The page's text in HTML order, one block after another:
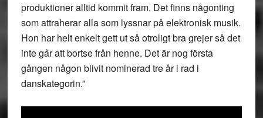
produktioner alltid kommit fram. Det finns någonting
som attraherar alla som lyssnar på elektronisk musik.
Hon har helt enkelt gett ut så otroligt bra grejer så det
inte går att bortse från henne. Det är nog första
gången någon blivit nominerad tre år i rad i
danskategorin.”